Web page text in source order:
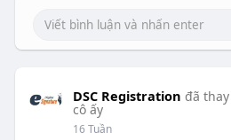
DSC Registration đã
cô ấy
16 Tuần